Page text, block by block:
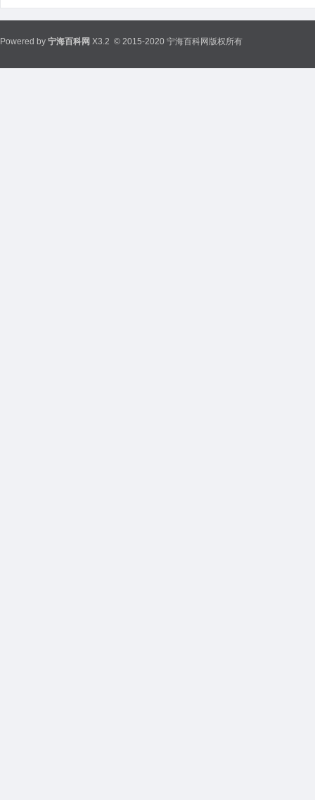
Powered by 宁海百科网 X3.2 © 2015-2020 宁海百科网版权所有